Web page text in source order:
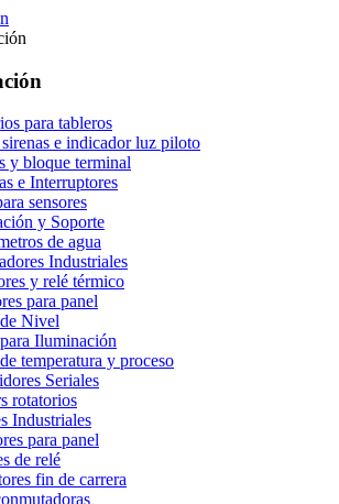
para tableros
e indicador luz piloto
y bloque terminal
e Interruptores
sensores
y Soporte
de agua
Industriales
y relé térmico
para panel
Nivel
Iluminación
temperatura y proceso
Seriales
rotatorios
Industriales
para panel
de relé
fin de carrera